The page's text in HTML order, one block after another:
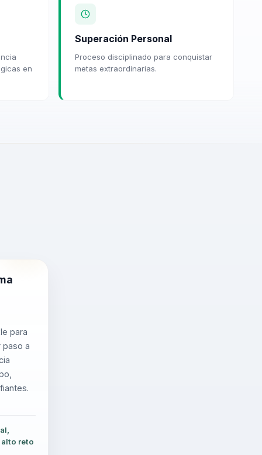
en
Superación Personal
Proceso disciplinado para conquistar
metas extraordinarias.
para
paso a
reto